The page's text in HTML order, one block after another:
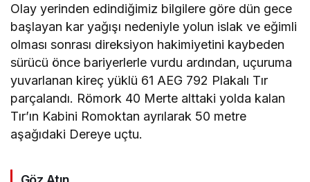
Olay yerinden edindiğimiz bilgilere göre dün gece
başlayan kar yağışı nedeniyle yolun islak ve eğimli
olması sonrası direksiyon hakimiyetini kaybeden
sürücü önce bariyerlerle vurdu ardından, uçuruma
yuvarlanan kireç yüklü 61 AEG 792 Plakalı Tır
parçalandı. Römork 40 Merte alttaki yolda kalan
Tır’ın Kabini Romoktan ayrılarak 50 metre
aşağıdaki Dereye uçtu.